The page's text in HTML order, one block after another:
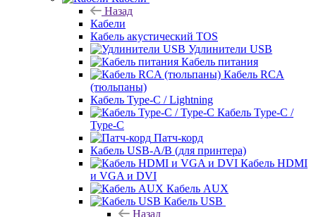
Назад
Кабели
Кабель акустический TOS
Удлинители USB
Кабель питания
Кабель RCA
(тюльпаны)
Кабель Type-C / Lightning
Кабель Type-C /
Type-C
Патч-корд
Кабель USB-A/B (для принтера)
Кабель HDMI
и VGA и DVI
Кабель AUX
Кабель USB
Назад